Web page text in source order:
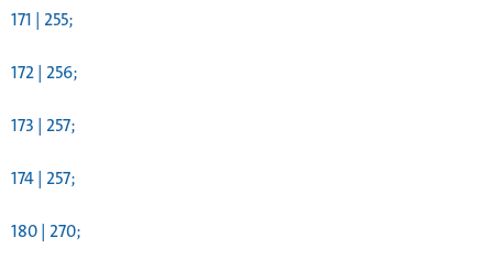
171 | 255;
172 | 256;
173 | 257;
174 | 257;
180 | 270;